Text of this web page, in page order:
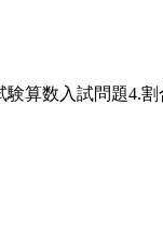
験算数入試問題4.割